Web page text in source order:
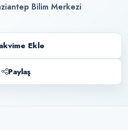
Bilim Merkezi
Ekle
Paylaş